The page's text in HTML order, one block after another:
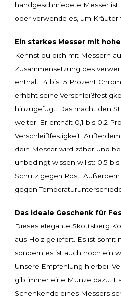
handgeschmiedete Messer
oder verwende es, um Kräuter
Ein starkes Messer mit
Kennst du dich mit Messern
Zusammensetzung des
enthält 14 bis 15 Prozent
erhöht seine
hinzugefügt. Das macht den
weiter. Er enthält 0,1 bis 0,2
Verschleißfestigkeit.
dein Messer wird zäher und
unbedingt wissen willst: 0,5
Schutz gegen Rost.
gegen
Das ideale Geschenk für
Dieses elegante Skottsberg
aus Holz geliefert. Es ist somit
sondern es ist auch noch ein
Unsere Empfehlung hierbei:
gib immer eine Münze dazu.
Schenkende eines Messers